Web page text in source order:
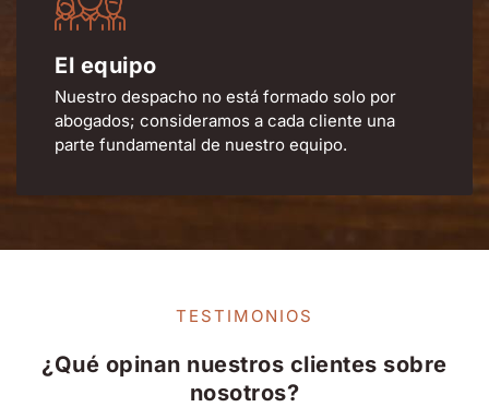
El equipo
Nuestro despacho no está formado solo por
abogados; consideramos a cada cliente una
parte fundamental de nuestro equipo.
TESTIMONIOS
¿Qué opinan nuestros clientes sobre
nosotros?